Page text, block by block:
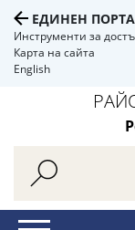
ЕДИНЕН
Инструменти за
Карта на сайта
English